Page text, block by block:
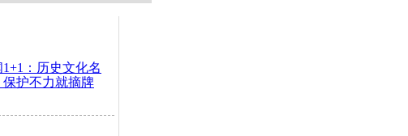
1+1：历史文化名
保护不力就摘牌